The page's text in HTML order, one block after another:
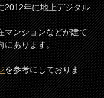
2012年に地上デジタル
マンションなどが建て
にあります。
を参考にしておりま